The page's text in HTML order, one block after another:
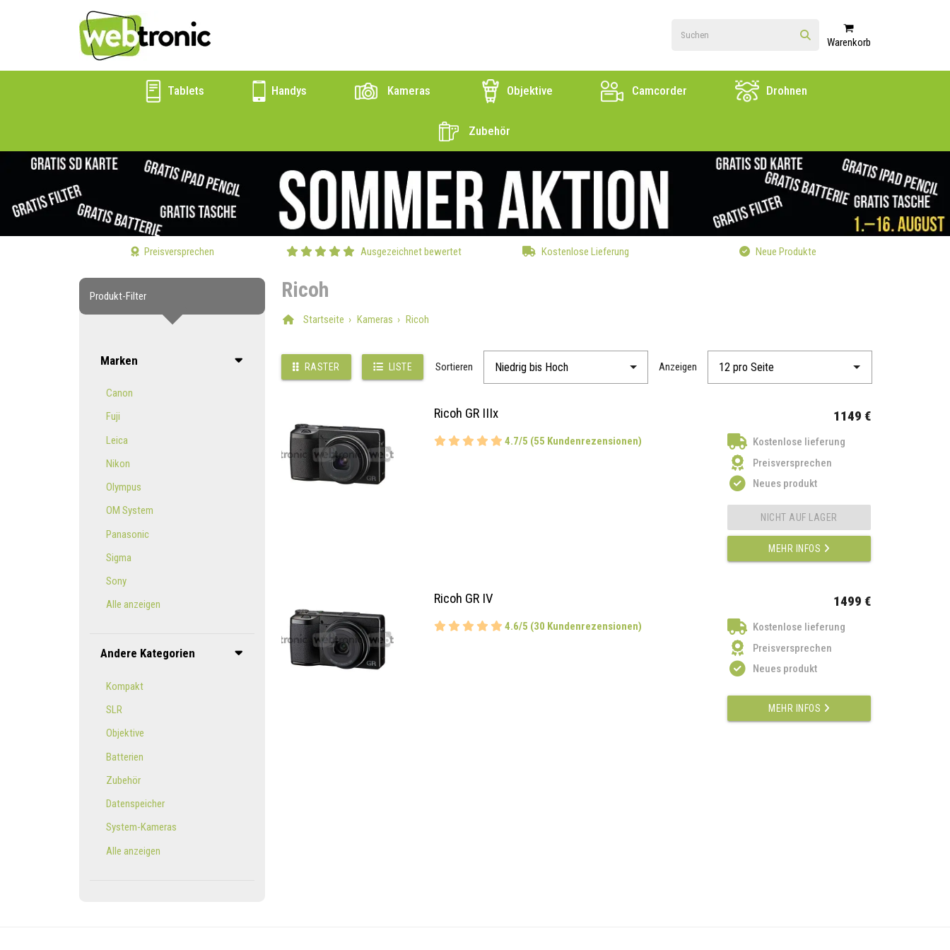
Warenkorb
Tablets Handys Kameras Objektive Camcorder Drohnen
Zubehör
Preisversprechen Ausgezeichnet bewertet Kostenlose Lieferung Neue Produkte
Produkt-Filter
Marken
Canon
Fuji
Leica
Nikon
Olympus
OM System
Panasonic
Sigma
Sony
Alle anzeigen
Andere Kategorien
Kompakt
SLR
Objektive
Batterien
Zubehör
Datenspeicher
System-Kameras
Alle anzeigen
Ricoh
Startseite Kameras Ricoh
RASTER LISTE Sortieren Anzeigen
Ricoh GR IIIx
4.7/5 (55 Kundenrezensionen)
1149 €
Kostenlose lieferung
Preisversprechen
Neues produkt
NICHT AUF LAGER
MEHR INFOS
Ricoh GR IV
4.6/5 (30 Kundenrezensionen)
1499 €
Kostenlose lieferung
Preisversprechen
Neues produkt
MEHR INFOS